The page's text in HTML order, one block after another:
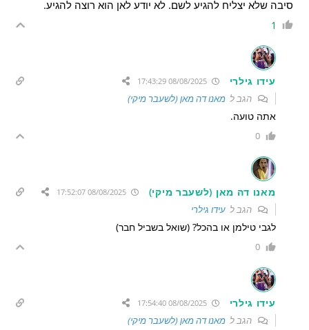
סיבה שלא יצליח להגיע לשם. לא יודע לאן הוא רוצה להגיע.
1
עידו גילרי 08/08/2025 17:43:29
הגב למאנו דה מאן (לשעבר מיקי)
אתה טועה.
0
מאנו דה מאן (לשעבר מיקי) 08/08/2025 17:52:07
הגב לעידו גילרי
לגבי טילמן או בהכל? (שואל בשביל חבר)
0
עידו גילרי 08/08/2025 17:54:40
הגב למאנו דה מאן (לשעבר מיקי)